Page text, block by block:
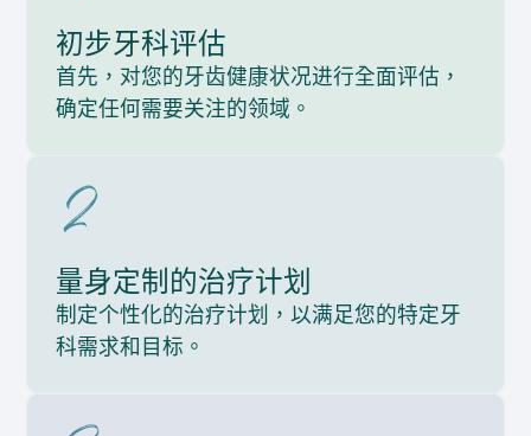
初步牙科评估
首先，对您的牙齿健康状况进行全面评估，
确定任何需要关注的领域。
量身定制的治疗计划
制定个性化的治疗计划，以满足您的特定牙
科需求和目标。